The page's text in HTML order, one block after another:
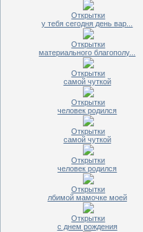
Открытки
у тебя сегодня день вар...
Открытки
материального благополу...
Открытки
самой чуткой
Открытки
человек родился
Открытки
самой чуткой
Открытки
человек родился
Открытки
лбимой мамочке моей
Открытки
с днем рождения